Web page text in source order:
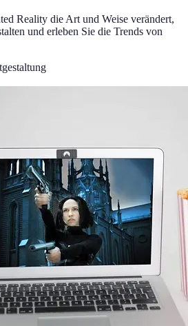
Reality die Art und Weise verändert,
und erleben Sie die Trends von